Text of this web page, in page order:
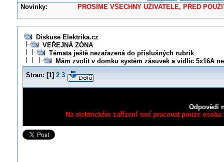
Novinky: PROSÍME VŠECHNY UŽIVATELE, PŘED
Diskuse Elektrika.cz
VEŘEJNÁ ZÓNA
Témata ještě nezařazená do příslušných rubrik
Mám zvolit v domku systém zásuvek a vidlic 5x16A
Stran: [1] 2 3
Odpovědi
Na elektrickém zařízení smí pracovat pouze